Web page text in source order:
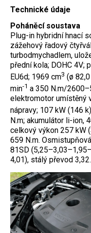
Technické údaje
Poháněcí soustava
Plug-in hybridní hnací
zážehový řadový
turbodmychadlem,
přední kola; DOHC 4V;
EU6d; 1969 cm3 (ø
min-1 a 350 N.m/
elektromotor umístěný
nápravy; 107 kW (146
N.m; akumulátor li-ion,
celkový výkon 257 kW
659 N.m.
81SD
4,01), stálý převod